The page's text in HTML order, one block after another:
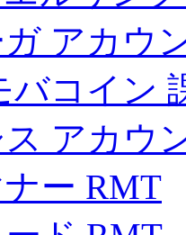
アカウ
バコイン
アカウ
ー RMT